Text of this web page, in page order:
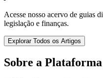
Acesse nosso acervo de guias
legislação e finanças.
Explorar Todos os Artigos
Sobre a